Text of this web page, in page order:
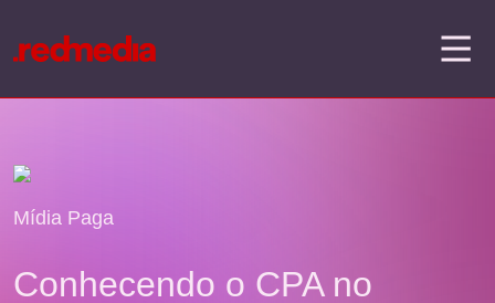
Mídia Paga
Conhecendo o CPA no